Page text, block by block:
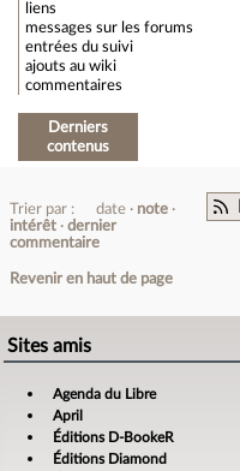
liens
messages sur les forums
entrées du suivi
ajouts au wiki
commentaires
Derniers
contenus
Trier par : date
note
intérêt
dernier
commentaire
Revenir en haut de page
Sites amis
Agenda du Libre
April
Éditions D-BookeR
Éditions Diamond